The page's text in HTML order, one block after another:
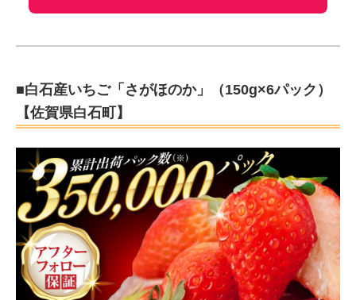
■白石産いちご「さがほのか」（150g×6パック）
【佐賀県白石町】